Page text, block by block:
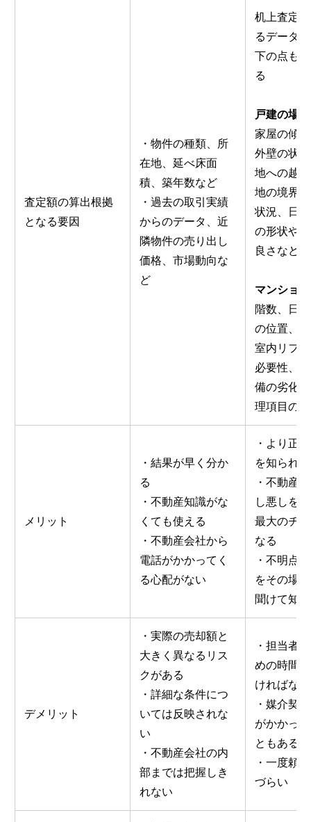
査定額の算出根拠
となる要因
・物件の種類、所
在地、延べ床面
積、築年数など
・過去の取引実績
からのデータ、近
隣物件の売り出し
価格、市場動向な
ど
机上査定
るデータ
下の点も
る
戸建の場合
家屋の傾
外壁の状
地への越
地の境界
状況、日
の形状や
良さなど
マンショ
階数、日
の位置、
室内リフ
必要性、
備の劣化
理項目の
メリット
・結果が早く分か
る
・不動産知識がな
くても使える
・不動産会社から
電話がかかってく
る心配がない
・より正
を知られる
・不動産
し悪しを
最大のチ
なる
・不明点
をその場
聞けて知
デメリット
・実際の売却額と
大きく異なるリス
クがある
・詳細な条件につ
いては反映されな
い
・不動産会社の内
部までは把握しき
れない
・担当者
めの時間
ければな
・媒介契
がかかっ
ともある
・一度頼
づらい